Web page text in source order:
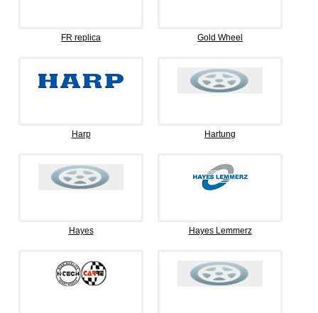
FR replica Gold Wheel
Harp Hartung
Hayes Hayes Lemmerz